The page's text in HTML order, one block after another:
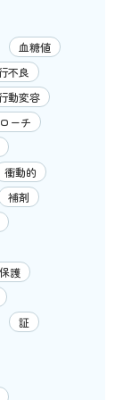
血糖値
不良
動変容
ーチ
衝動的
補剤
護
証